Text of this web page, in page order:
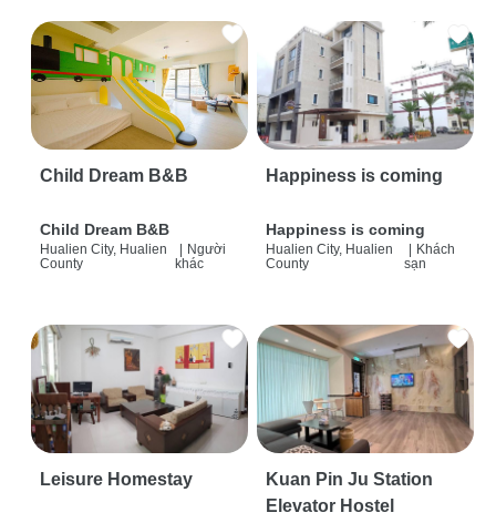
Child Dream B&B
Child Dream B&B
Hualien City, Hualien
County
Người
khác
Happiness is coming
Happiness is coming
Hualien City, Hualien
County
Khách
sạn
Leisure Homestay
Kuan Pin Ju Station
Elevator Hostel